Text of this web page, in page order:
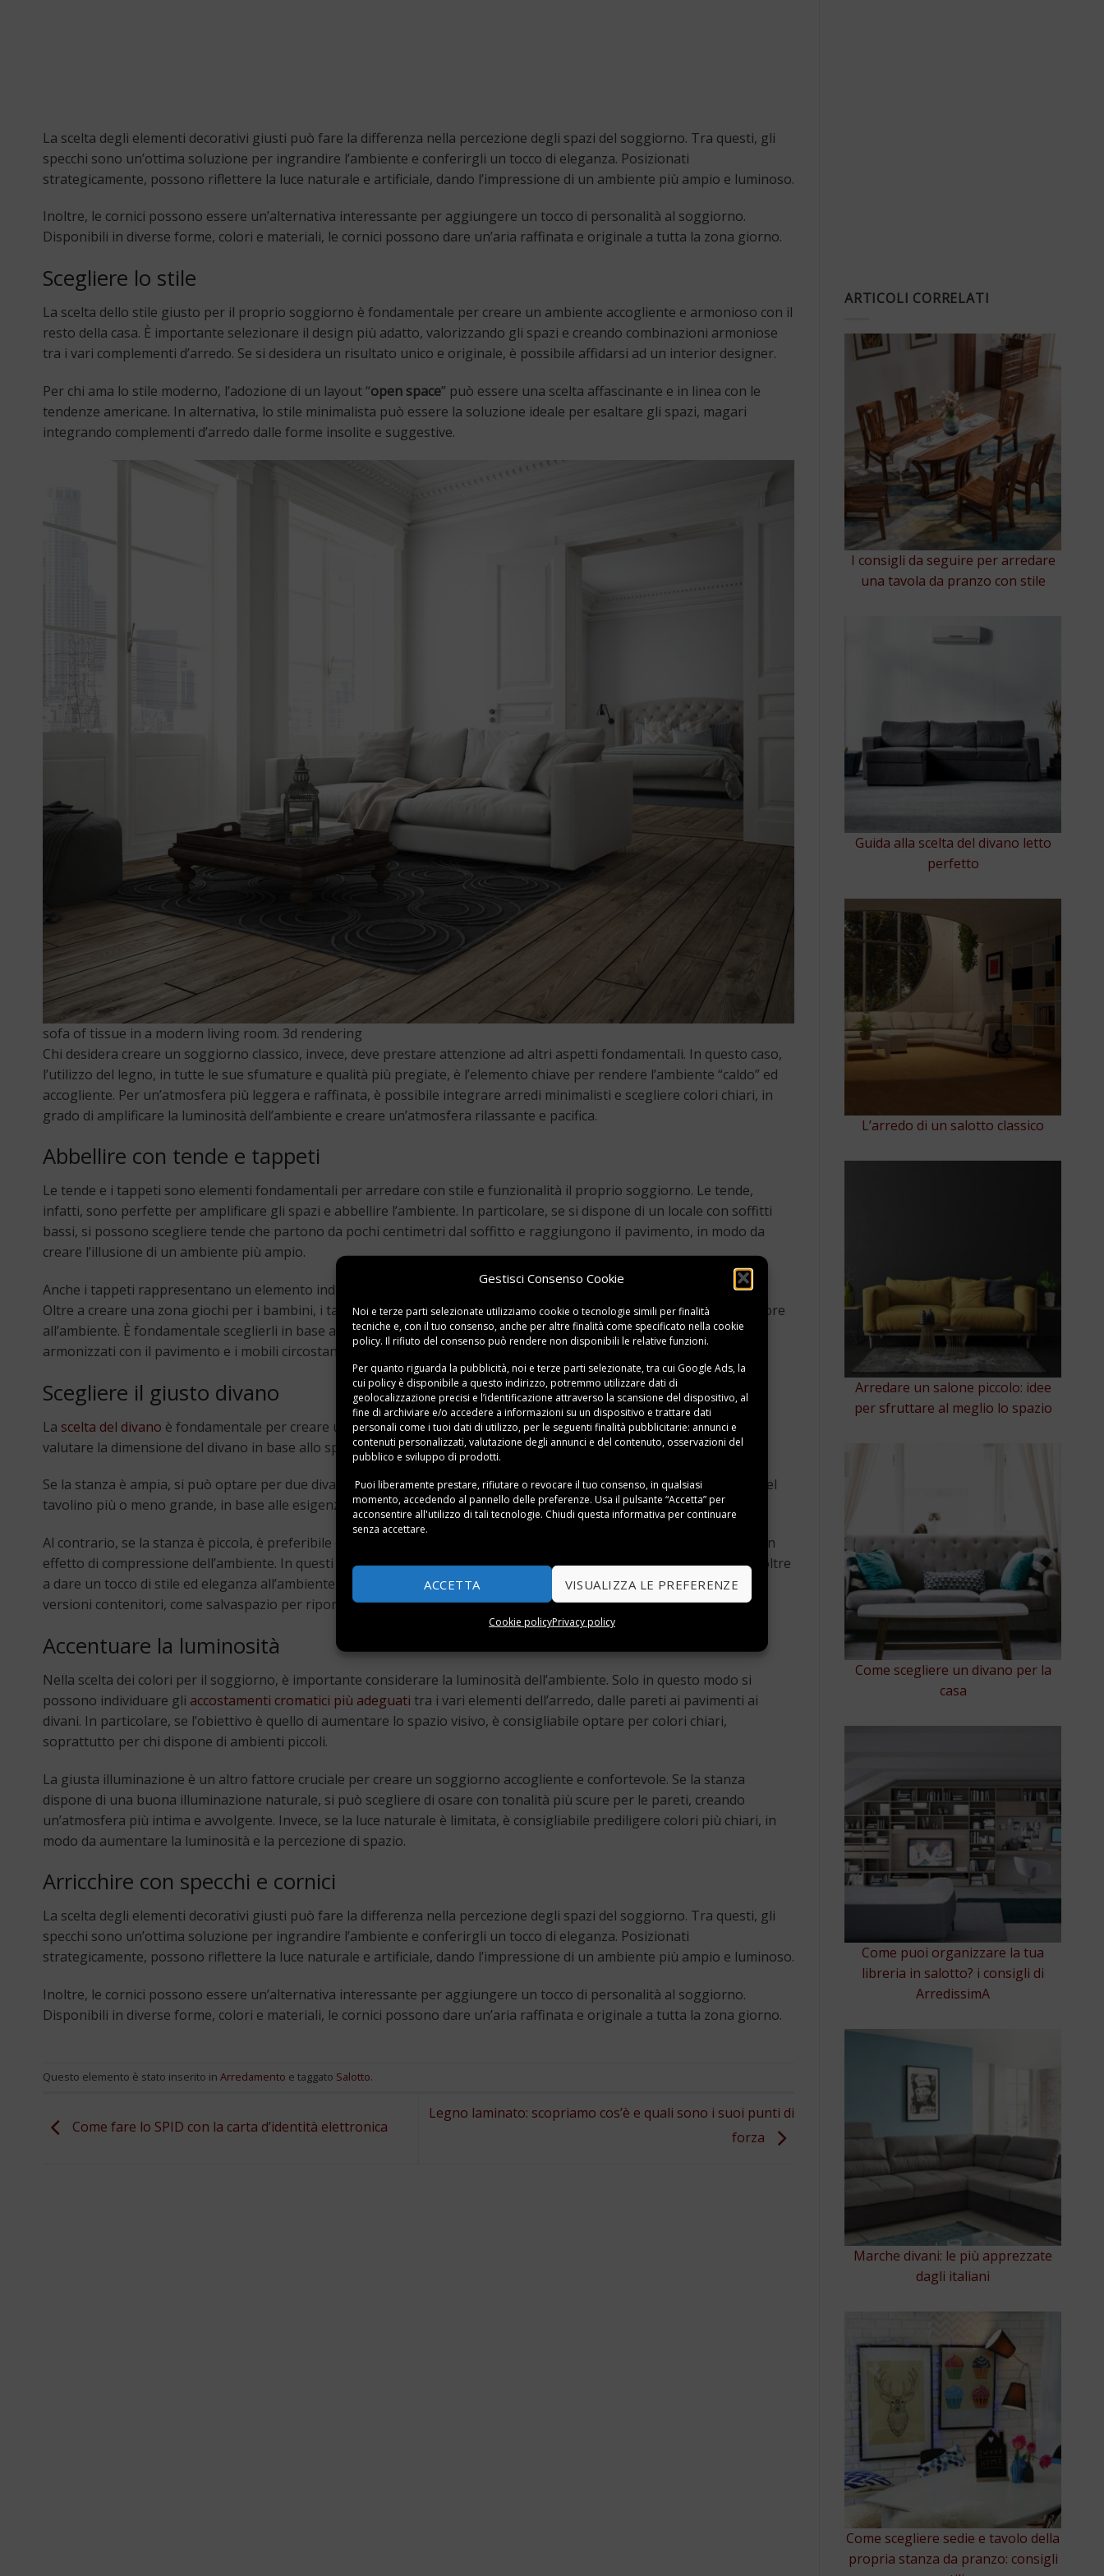
Gestisci Consenso Cookie
Noi e terze parti selezionate utilizziamo cookie o tecnologie simili per finalità
tecniche e, con il tuo consenso, anche per altre finalità come specificato nella cookie
policy. Il rifiuto del consenso può rendere non disponibili le relative funzioni.
Per quanto riguarda la pubblicità, noi e terze parti selezionate, tra cui Google Ads, la
cui policy è disponibile a questo indirizzo, potremmo utilizzare dati di
geolocalizzazione precisi e l’identificazione attraverso la scansione del dispositivo, al
fine di archiviare e/o accedere a informazioni su un dispositivo e trattare dati
personali come i tuoi dati di utilizzo, per le seguenti finalità pubblicitarie: annunci e
contenuti personalizzati, valutazione degli annunci e del contenuto, osservazioni del
pubblico e sviluppo di prodotti.
Puoi liberamente prestare, rifiutare o revocare il tuo consenso, in qualsiasi
momento, accedendo al pannello delle preferenze. Usa il pulsante “Accetta” per
acconsentire all'utilizzo di tali tecnologie. Chiudi questa informativa per continuare
senza accettare.
ACCETTA VISUALIZZA LE PREFERENZE
Cookie policyPrivacy policy
La scelta degli elementi decorativi giusti può fare la differenza nella percezione degli spazi del soggiorno. Tra questi, gli
specchi sono un’ottima soluzione per ingrandire l’ambiente e conferirgli un tocco di eleganza. Posizionati
strategicamente, possono riflettere la luce naturale e artificiale, dando l’impressione di un ambiente più ampio e luminoso.
Inoltre, le cornici possono essere un’alternativa interessante per aggiungere un tocco di personalità al soggiorno.
Disponibili in diverse forme, colori e materiali, le cornici possono dare un’aria raffinata e originale a tutta la zona giorno.
Scegliere lo stile
La scelta dello stile giusto per il proprio soggiorno è fondamentale per creare un ambiente accogliente e armonioso con il
resto della casa. È importante selezionare il design più adatto, valorizzando gli spazi e creando combinazioni armoniose
tra i vari complementi d’arredo. Se si desidera un risultato unico e originale, è possibile affidarsi ad un interior designer.
Per chi ama lo stile moderno, l’adozione di un layout “open space” può essere una scelta affascinante e in linea con le
tendenze americane. In alternativa, lo stile minimalista può essere la soluzione ideale per esaltare gli spazi, magari
integrando complementi d’arredo dalle forme insolite e suggestive.
sofa of tissue in a modern living room. 3d rendering
Chi desidera creare un soggiorno classico, invece, deve prestare attenzione ad altri aspetti fondamentali. In questo caso,
l’utilizzo del legno, in tutte le sue sfumature e qualità più pregiate, è l’elemento chiave per rendere l’ambiente “caldo” ed
accogliente. Per un’atmosfera più leggera e raffinata, è possibile integrare arredi minimalisti e scegliere colori chiari, in
grado di amplificare la luminosità dell’ambiente e creare un’atmosfera rilassante e pacifica.
Abbellire con tende e tappeti
Le tende e i tappeti sono elementi fondamentali per arredare con stile e funzionalità il proprio soggiorno. Le tende,
infatti, sono perfette per amplificare gli spazi e abbellire l’ambiente. In particolare, se si dispone di un locale con soffitti
bassi, si possono scegliere tende che partono da pochi centimetri dal soffitto e raggiungono il pavimento, in modo da
creare l’illusione di un ambiente più ampio.
Anche i tappeti rappresentano un elemento indispensabile per arredare con stile e funzionalità il proprio soggiorno.
Oltre a creare una zona giochi per i bambini, i tappeti possono delimitare gli spazi e donare un tocco di eleganza e calore
all’ambiente. È fondamentale sceglierli in base alle giuste dimensioni, in modo che siano ben proporzionati al divano e
armonizzati con il pavimento e i mobili circostanti.
Scegliere il giusto divano
La scelta del divano è fondamentale per creare un soggiorno confortevole ed accogliente. Innanzitutto, è importante
valutare la dimensione del divano in base allo spazio disponibile.
Se la stanza è ampia, si può optare per due divani, messi per esempio ad L con l’eventuale aggiunta di poltrone e un bel
tavolino più o meno grande, in base alle esigenze.
Al contrario, se la stanza è piccola, è preferibile optare per un divano dalle dimensioni contenute, in modo da evitare un
effetto di compressione dell’ambiente. In questi casi può essere molto utile inserire deipouf moderni per salottoche oltre
a dare un tocco di stile ed eleganza all’ambiente, possono essere molto utili come comodi poggiapiedi oppure per le
versioni contenitori, come salvaspazio per riporre plaid, riviste, ecc…
Accentuare la luminosità
Nella scelta dei colori per il soggiorno, è importante considerare la luminosità dell’ambiente. Solo in questo modo si
possono individuare gli accostamenti cromatici più adeguati tra i vari elementi dell’arredo, dalle pareti ai pavimenti ai
divani. In particolare, se l’obiettivo è quello di aumentare lo spazio visivo, è consigliabile optare per colori chiari,
soprattutto per chi dispone di ambienti piccoli.
La giusta illuminazione è un altro fattore cruciale per creare un soggiorno accogliente e confortevole. Se la stanza
dispone di una buona illuminazione naturale, si può scegliere di osare con tonalità più scure per le pareti, creando
un’atmosfera più intima e avvolgente. Invece, se la luce naturale è limitata, è consigliabile prediligere colori più chiari, in
modo da aumentare la luminosità e la percezione di spazio.
Arricchire con specchi e cornici
La scelta degli elementi decorativi giusti può fare la differenza nella percezione degli spazi del soggiorno. Tra questi, gli
specchi sono un’ottima soluzione per ingrandire l’ambiente e conferirgli un tocco di eleganza. Posizionati
strategicamente, possono riflettere la luce naturale e artificiale, dando l’impressione di un ambiente più ampio e luminoso.
Inoltre, le cornici possono essere un’alternativa interessante per aggiungere un tocco di personalità al soggiorno.
Disponibili in diverse forme, colori e materiali, le cornici possono dare un’aria raffinata e originale a tutta la zona giorno.
Questo elemento è stato inserito in Arredamento e taggato Salotto.
Come fare lo SPID con la carta d’identità elettronica
Legno laminato: scopriamo cos’è e quali sono i suoi punti di
forza
ARTICOLI CORRELATI
I consigli da seguire per arredare
una tavola da pranzo con stile
Guida alla scelta del divano letto
perfetto
L’arredo di un salotto classico
Arredare un salone piccolo: idee
per sfruttare al meglio lo spazio
Come scegliere un divano per la
casa
Come puoi organizzare la tua
libreria in salotto? i consigli di
ArredissimA
Marche divani: le più apprezzate
dagli italiani
Come scegliere sedie e tavolo della
propria stanza da pranzo: consigli